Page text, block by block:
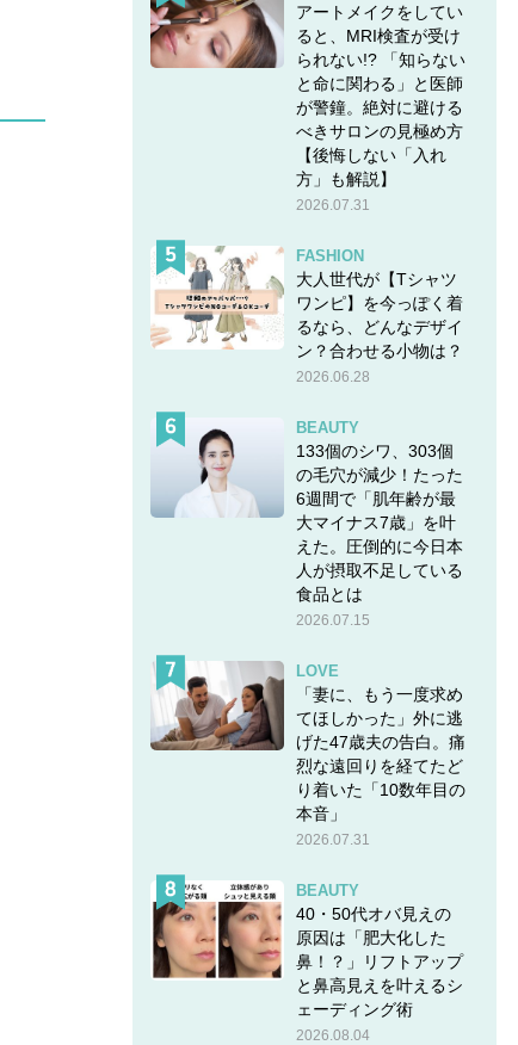
アートメイクをしてい
ると、MRI検査が受け
られない!? 「知らない
と命に関わる」と医師
が警鐘。絶対に避ける
べきサロンの見極め方
【後悔しない「入れ
方」も解説】
2026.07.31
FASHION
大人世代が【Tシャツ
ワンピ】を今っぽく着
るなら、どんなデザイ
ン？合わせる小物は？
2026.06.28
BEAUTY
133個のシワ、303個
の毛穴が減少！たった
6週間で「肌年齢が最
大マイナス7歳」を叶
えた。圧倒的に今日本
人が摂取不足している
食品とは
2026.07.15
LOVE
「妻に、もう一度求め
てほしかった」外に逃
げた47歳夫の告白。痛
烈な遠回りを経てたど
り着いた「10数年目の
本音」
2026.07.31
BEAUTY
40・50代オバ見えの
原因は「肥大化した
鼻！？」リフトアップ
と鼻高見えを叶えるシ
ェーディング術
2026.08.04